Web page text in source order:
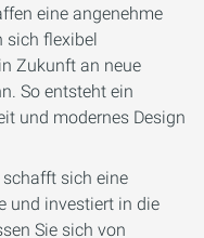
eine angenehme
sich flexibel
Zukunft an neue
So entsteht ein
und modernes Design
sich eine
und investiert in die
Sie sich von